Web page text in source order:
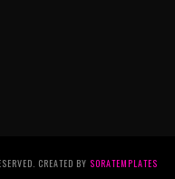
CREATED BY SORATEMPLATES